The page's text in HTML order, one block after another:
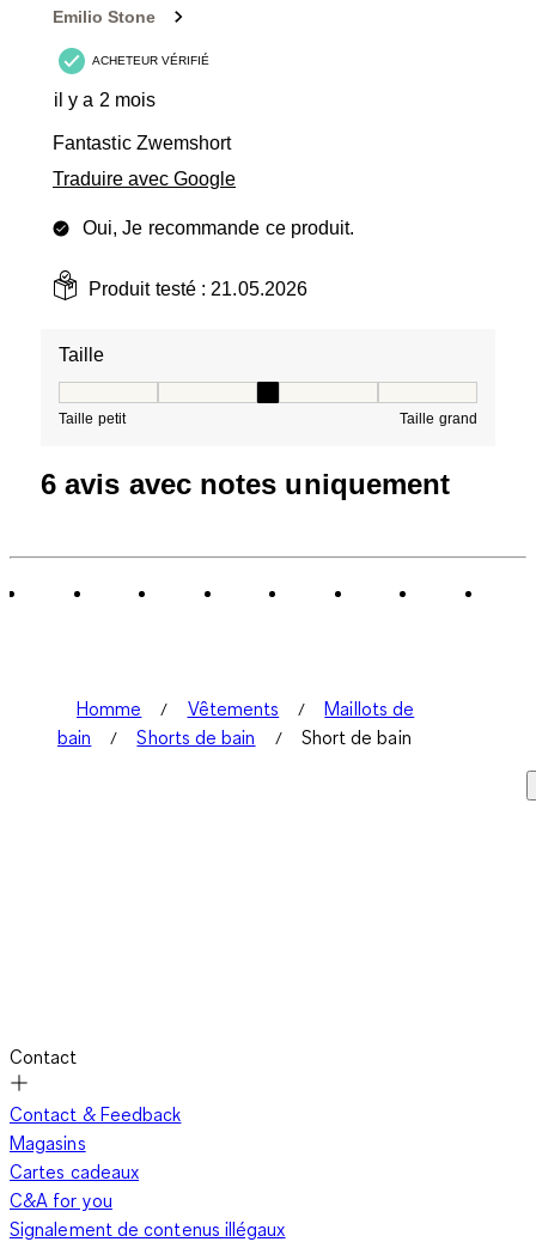
Emilio Stone
ACHETEUR VÉRIFIÉ
il y a 2 mois
Fantastic Zwemshort
Traduire avec Google
Oui, Je recommande ce produit.
Produit testé :21.05.2026
Taille
Taille petit Taille grand
6 avis avec notes uniquement
Homme Vêtements
Maillots de
bain
Shorts de bain Short de bain
Contact
Contact & Feedback
Magasins
Cartes cadeaux
C&A for you
Signalement de contenus illégaux